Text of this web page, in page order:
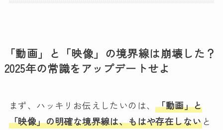
「動画」と「映像」の境界線は崩壊した？
2025年の常識をアップデートせよ
まず、ハッキリお伝えしたいのは、「動画」と
「映像」の明確な境界線は、もはや存在しない と